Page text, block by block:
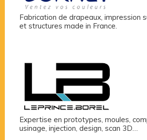
Fabrication de drapeaux, impression
et structures made in France.
Expertise en prototypes, moules,
usinage, injection, design, scan 3D…